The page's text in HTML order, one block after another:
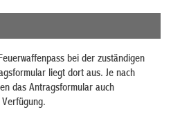
bei der zuständigen
liegt dort aus. Je nach
das Antragsformular auch